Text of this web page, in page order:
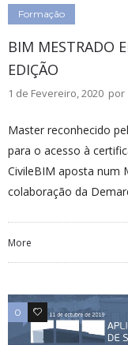
Formação
BIM MESTRADO
EDIÇÃO
1 de Fevereiro, 2020 por
Master reconhecido
para o acesso à
CivileBIM aposta num
colaboração da
More
0 0